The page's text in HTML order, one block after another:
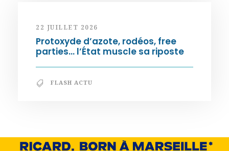
22 JUILLET 2026
Protoxyde d’azote, rodéos, free
parties… l’État muscle sa riposte
FLASH ACTU